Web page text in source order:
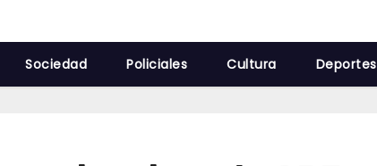
Sociedad Policiales Cultura Deportes